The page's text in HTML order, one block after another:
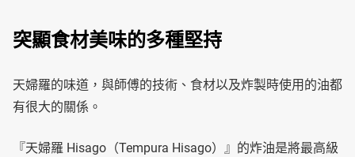
突顯食材美味的多種堅持
天婦羅的味道，與師傅的技術、食材以及炸製時使用的油都
有很大的關係。
『天婦羅 Hisago（Tempura Hisago）』的炸油是將最高級